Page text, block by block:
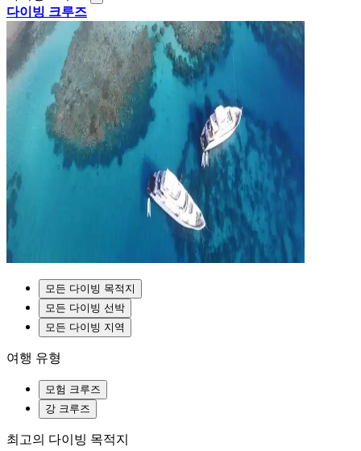
다이빙 크루즈
모든 다이빙 목적지
모든 다이빙 선박
모든 다이빙 지역
여행 유형
모험 크루즈
강 크루즈
최고의 다이빙 목적지